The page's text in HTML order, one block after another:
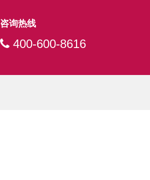
咨询热线
400-600-8616